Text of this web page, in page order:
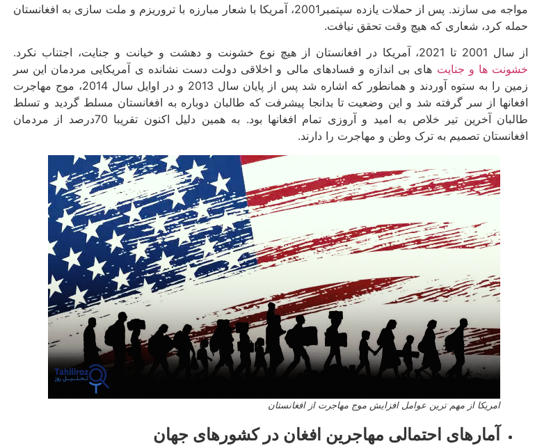
مواجه می سازند. پس از حملات یازده سپتمبر2001، آمریکا با شعار مبارزه با تروریزم و ملت سازی به افغانستان
حمله کرد، شعاری که هیچ وقت تحقق نیافت.
از سال 2001 تا 2021، آمریکا در افغانستان از هیچ نوع خشونت و دهشت و خیانت و جنایت، اجتناب نکرد.
خشونت ها و جنایت های بی اندازه و فسادهای مالی و اخلاقی دولت دست نشانده ­ی آمریکایی مردمان این سر
زمین را به ستوه آوردند و همانطور که اشاره شد پس از پایان سال 2013 و در اوایل سال 2014، موج مهاجرت
افغانها از سر گرفته شد و این وضعیت تا بدانجا پیشرفت که طالبان دوباره به افغانستان مسلط گردید و تسلط
طالبان آخرین تیر خلاص به امید و آروزی تمام افغان­ها بود. به همین دلیل اکنون تقریبا 70درصد از مردمان
افغانستان تصمیم به ترک وطن و مهاجرت را دارند.
امریکا از مهم ترین عوامل افزایش موج مهاجرت از افغانستان
آمارهای احتمالی مهاجرین افغان­ در کشورهای جهان